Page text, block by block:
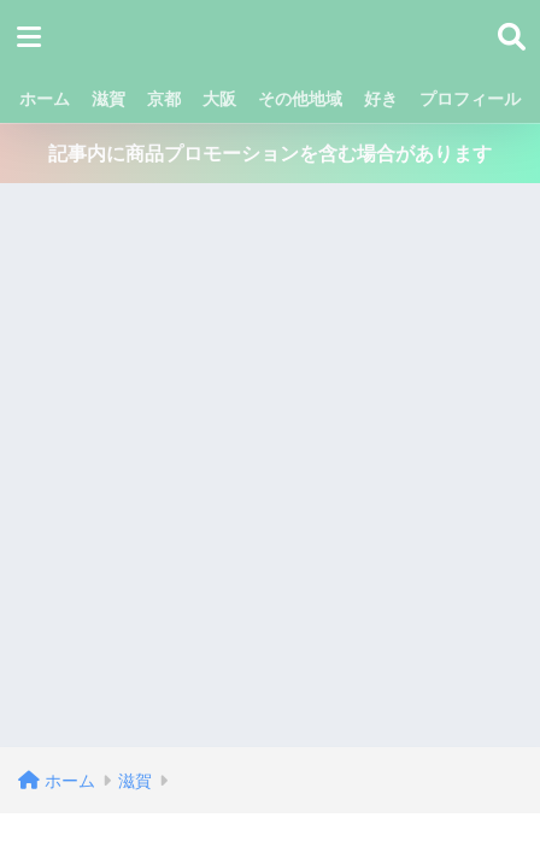
ホーム 滋賀 京都 大阪 その他地域 好き プロフィール
記事内に商品プロモーションを含む場合があります
ホーム 滋賀